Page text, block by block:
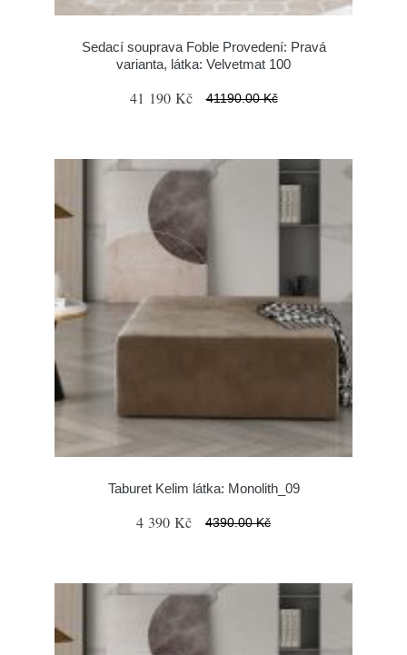
Sedací souprava Foble Provedení: Pravá
varianta, látka: Velvetmat 100
41 190 Kč 41190.00 Kč
Taburet Kelim látka: Monolith_09
4 390 Kč 4390.00 Kč